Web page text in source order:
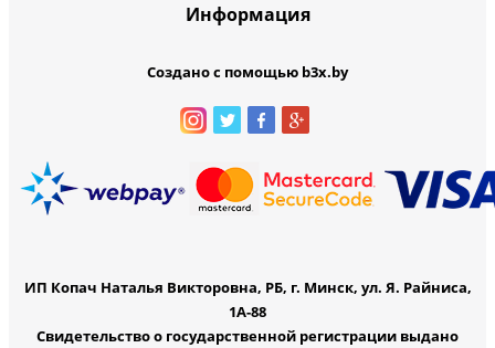
Информация
Создано с помощью b3x.by
ИП Копач Наталья Викторовна, РБ, г. Минск, ул. Я. Райниса,
1А-88
Свидетельство о государственной регистрации выдано